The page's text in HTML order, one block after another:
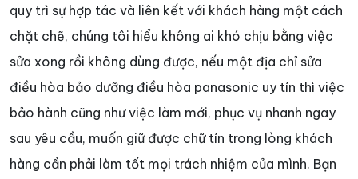
quy trì sự hợp tác và liên kết với khách hàng một cách
chặt chẽ, chúng tôi hiểu không ai khó chịu bằng việc
sửa xong rồi không dùng được, nếu một địa chỉ sửa
điều hòa bảo dưỡng điều hòa panasonic uy tín thì việc
bảo hành cũng như việc làm mới, phục vụ nhanh ngay
sau yêu cầu, muốn giữ được chữ tín trong lòng khách
hàng cần phải làm tốt mọi trách nhiệm của mình. Bạn